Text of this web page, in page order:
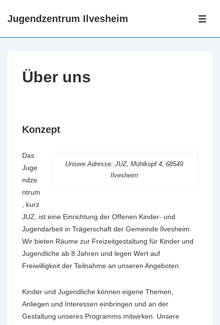
ZumJugendzentrum Ilvesheim
Über uns
Konzept
Unsere Adresse: JUZ, Mühlkopf 4, 68549
Ilvesheim
Das
Juge
ndze
ntrum
, kurz
JUZ, ist eine Einrichtung der Offenen Kinder- und
Jugendarbeit in Trägerschaft der Gemeinde Ilvesheim.
Wir bieten Räume zur Freizeitgestaltung für Kinder und
Jugendliche ab 8 Jahren und legen Wert auf
Freiwilligkeit der Teilnahme an unseren Angeboten.
Kinder und Jugendliche können eigene Themen,
Anliegen und Interessen einbringen und an der
Gestaltung unseres Programms mitwirken. Unsere